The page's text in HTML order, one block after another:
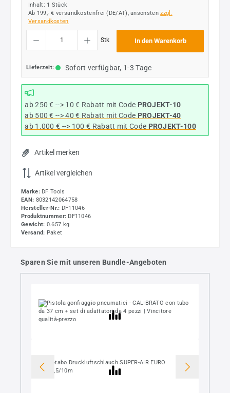
Inhalt: 1 Stück
Ab 199,- € versandkostenfrei (DE/AT), ansonstenzzgl.
Versandkosten
Produkt Anzahl: Gib den gewünschten Wert ein oder benutze die Schaltflächen um
Stk In den Warenkorb
Lieferzeit: Sofort verfügbar, 1-3 Tage
ab 250 € --> 10 € Rabatt mit Code PROJEKT-10
ab 500 € --> 40 € Rabatt mit Code PROJEKT-40
ab 1.000 € --> 100 € Rabatt mit Code PROJEKT-100
Artikel merken
Artikel vergleichen
Marke: DF Tools
EAN: 8032142064758
Hersteller-Nr.: DF11046
Produktnummer: DF11046
Gewicht: 0.657 kg
Versand: Paket
Sparen Sie mit unseren Bundle-Angeboten